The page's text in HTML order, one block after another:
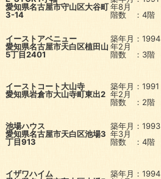
愛知県名古屋市守山区大谷町
3-14
年8月
階数 ：4階
イーストアベニュー
愛知県名古屋市天白区植田山
5丁目2401
築年月：1994
年2月
階数 ：3階
イーストコート大山寺
愛知県岩倉市大山寺町東出2
築年月：1991
年2月
階数 ：2階
池場ハウス
愛知県名古屋市天白区池場3
丁目913
築年月：1993
年3月
階数 ：4階
イザワハイム
築年月：1994